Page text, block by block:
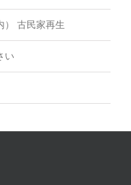
） 古民家再生
い